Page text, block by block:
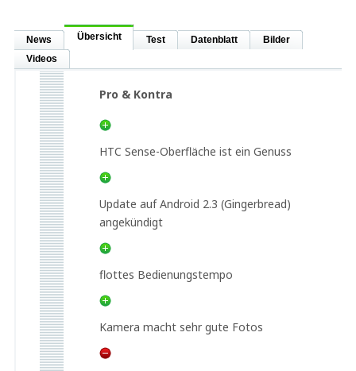
News Übersicht Test Datenblatt
Bilder
Videos
Pro & Kontra
HTC Sense-Oberfläche ist ein Genuss
Update auf Android 2.3 (Gingerbread)
angekündigt
flottes Bedienungstempo
Kamera macht sehr gute Fotos